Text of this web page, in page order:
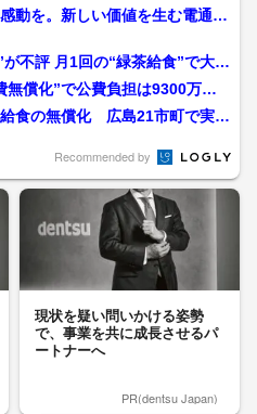
動を。新しい価値を生む電通の
不評 月1回の“緑茶給食”で大量
償化”で公費負担は9300万円
給食の無償化 広島21市町で実
Recommended by
現状を疑い問いかける姿勢
で、事業を共に成長させるパ
ートナーへ
PR(dentsu Japan)